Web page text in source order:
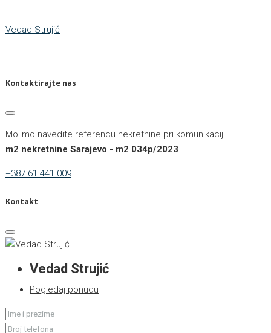
Vedad Strujić
Kontaktirajte nas
Molimo navedite referencu nekretnine pri komunikaciji
m2 nekretnine Sarajevo - m2 034p/2023
+387 61 441 009
Kontakt
Vedad Strujić
Pogledaj ponudu